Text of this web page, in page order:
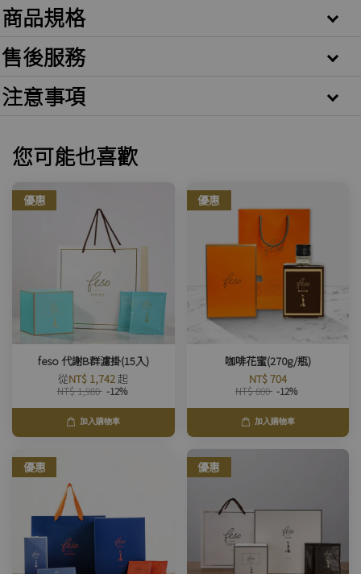
商品規格
售後服務
注意事項
您可能也喜歡
優惠
feso 代謝B群濾掛(15入)
從NT$ 1,742起
NT$ 1,980 -12%
加入購物車
優惠
咖啡花蜜(270g/瓶)
NT$ 704
NT$ 800 -12%
加入購物車
優惠 優惠